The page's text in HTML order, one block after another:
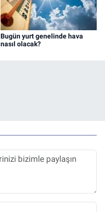
Bugün yurt genelinde hava
nasıl olacak?